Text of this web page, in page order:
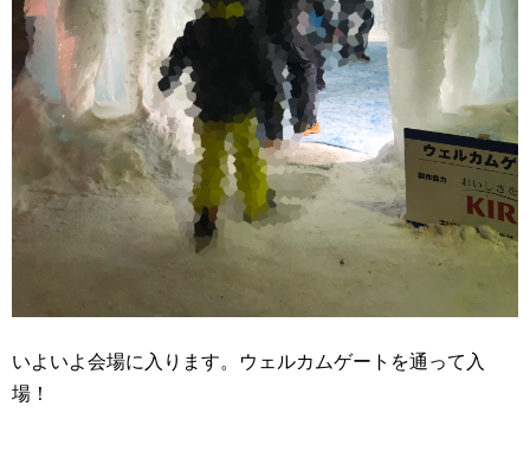
いよいよ会場に入ります。ウェルカムゲートを通って入
場！